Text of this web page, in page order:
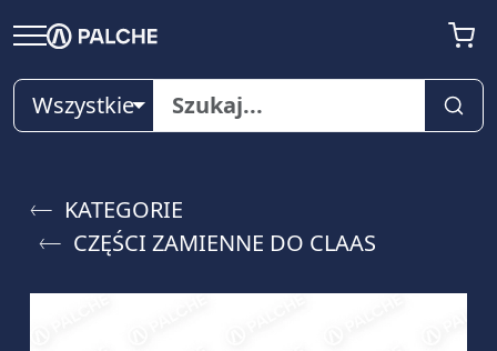
Wszystkie
KATEGORIE
CZĘŚCI ZAMIENNE DO CLAAS